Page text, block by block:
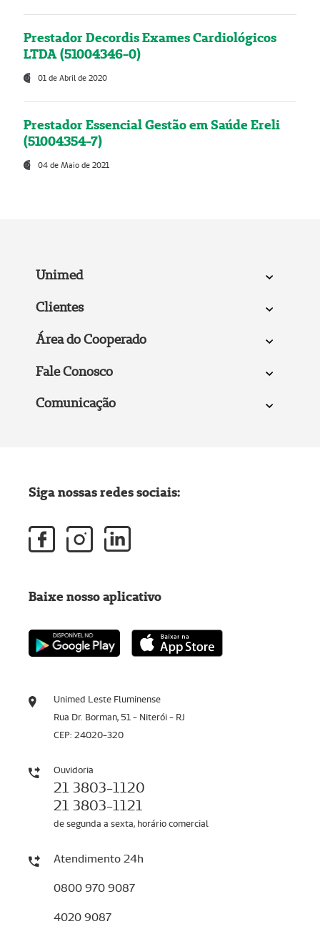
Prestador Decordis Exames Cardiológicos
LTDA (51004346-0)
01 de Abril de 2020
Prestador Essencial Gestão em Saúde Ereli
(51004354-7)
04 de Maio de 2021
Unimed
Clientes
Área do Cooperado
Fale Conosco
Comunicação
Unimed Leste Fluminense
Rua Dr. Borman, 51 - Niterói - RJ
CEP: 24020-320
Ouvidoria
21 3803-1120
21 3803-1121
de segunda a sexta, horário comercial
Atendimento 24h
0800 970 9087
4020 9087
Siga nossas redes sociais:
Baixe nosso aplicativo